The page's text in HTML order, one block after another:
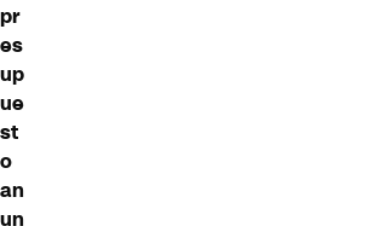
pr
es
up
ue
st
o
an
un